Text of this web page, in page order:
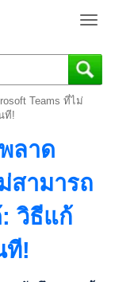
T
g
g
i
Teams ที่ไม่
ที!
ลาด
สามารถ
วิธีแก้
ที!